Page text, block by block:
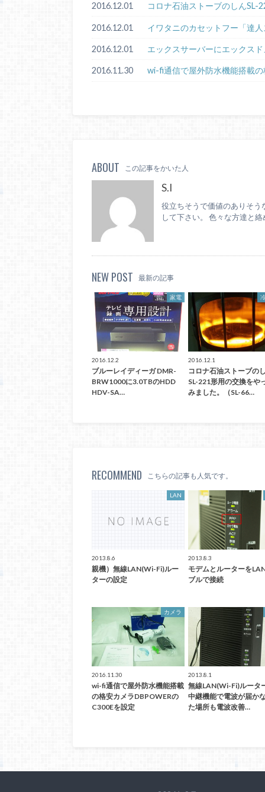
2016.12.01 コロナ石油ストーブのしんSL-
2016.12.01 イワタニのカセットフー「達
2016.12.01 エックスサーバーにエックス
2016.11.30 wi-fi通信で屋外防水機能搭載
ABOUT この記事をかいた人
S.I
役立ちそうで価値のありそう
して下さい。 色々な方達と
NEW POST 最新の記事
家電
2016.12.2
ブルーレイディーガ DMR-
BRW1000に3.0TBのHDD
HDV-SA…
2016.12.1
コロナ石油ストーブの
SL-221形用の交換をや
みました。（SL-66…
RECOMMEND こちらの記事も人気です。
LAN
2013.8.6
親機）無線LAN(Wi-Fi)ルー
ターの設定
2013.8.3
モデムとルーターを
ブルで接続
カメラ
2016.11.30
wi-fi通信で屋外防水機能搭載
の格安カメラDBPOWERの
C300Eを設定
2013.8.1
無線LAN(Wi-Fi)ルータ
中継機能で電波が届か
た場所も電波改善…